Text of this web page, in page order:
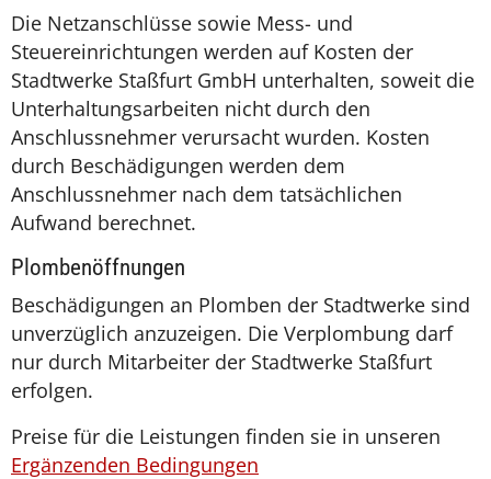
Die Netzanschlüsse sowie Mess- und
Steuereinrichtungen werden auf Kosten der
Stadtwerke Staßfurt GmbH unterhalten, soweit die
Unterhaltungsarbeiten nicht durch den
Anschlussnehmer verursacht wurden. Kosten
durch Beschädigungen werden dem
Anschlussnehmer nach dem tatsächlichen
Aufwand berechnet.
Plombenöffnungen
Beschädigungen an Plomben der Stadtwerke sind
unverzüglich anzuzeigen. Die Verplombung darf
nur durch Mitarbeiter der Stadtwerke Staßfurt
erfolgen.
Preise für die Leistungen finden sie in unseren
Ergänzenden Bedingungen